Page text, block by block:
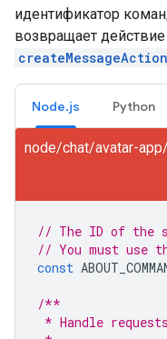
идентификатор
возвращает действие
createMessageAction
Node.js Python
node/chat/avatar-
// The ID of the
// You must use
const
/**
* Handle